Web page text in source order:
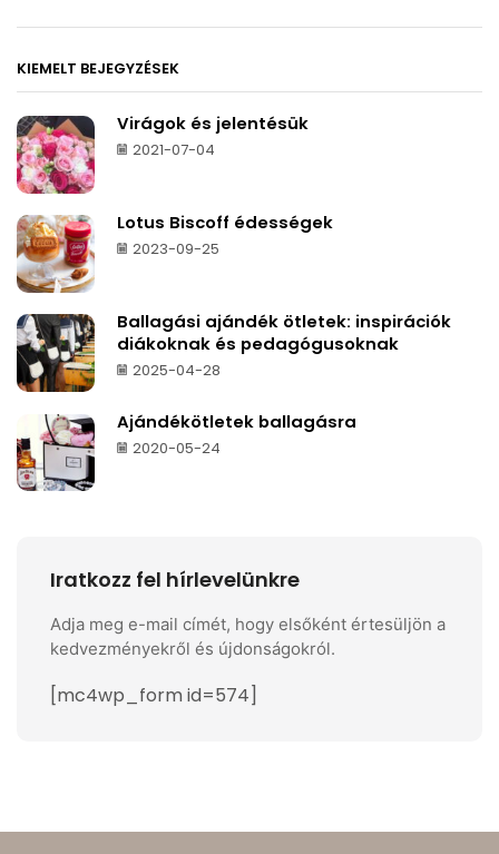
KIEMELT BEJEGYZÉSEK
Virágok és jelentésük
2021-07-04
Lotus Biscoff édességek
2023-09-25
Ballagási ajándék ötletek: inspirációk
diákoknak és pedagógusoknak
2025-04-28
Ajándékötletek ballagásra
2020-05-24
Iratkozz fel hírlevelünkre
Adja meg e-mail címét, hogy elsőként értesüljön a
kedvezményekről és újdonságokról.
[mc4wp_form id=574]